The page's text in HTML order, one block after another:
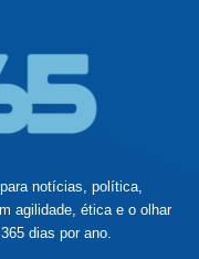
notícias, política,
agilidade, ética e o olhar
dias por ano.